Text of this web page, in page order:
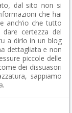
dal sito non si
che hai
anch’io che tutto
certezza del
a dirlo in un blog
dettagliata e non
piccole delle
dei dissuasori
sappiamo